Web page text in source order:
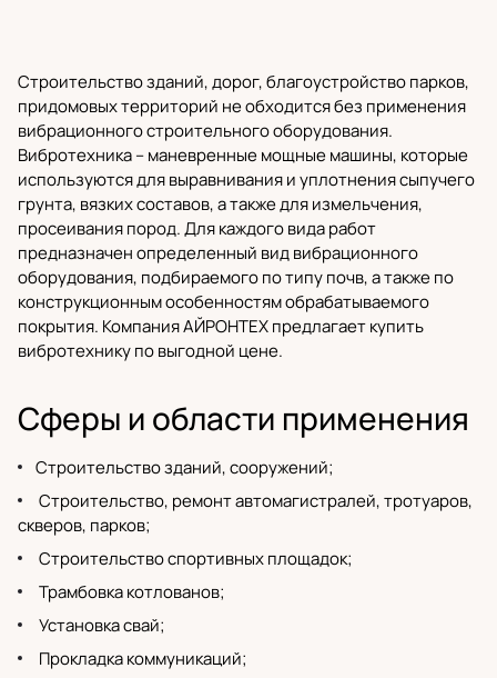
Строительство зданий, дорог, благоустройство парков,
придомовых территорий не обходится без применения
вибрационногостроительного оборудования.
Вибротехника – маневренные мощные машины, которые
используются для выравнивания и уплотнения сыпучего
грунта, вязких составов, а также для измельчения,
просеивания пород. Для каждого вида работ
предназначен определенный вид вибрационного
оборудования, подбираемого по типу почв, а также по
конструкционным особенностям обрабатываемого
покрытия. Компания АЙРОНТЕХпредлагает купить
вибротехнику по выгодной цене.
Сферы и области применения
Строительство зданий, сооружений;
Строительство, ремонт автомагистралей, тротуаров,
скверов, парков;
Строительство спортивных площадок;
Трамбовка котлованов;
Установка свай;
Прокладка коммуникаций;